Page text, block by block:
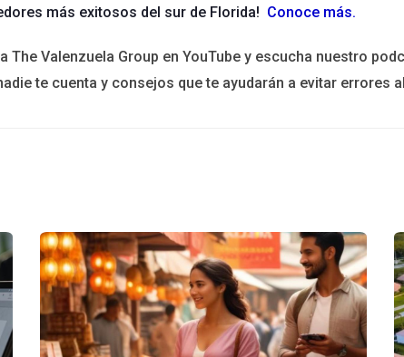
factor crucial a considerar. Este acuerdo determina qué
split fijo (por ejemplo, 70/30), donde retienes el 70% y la
agentes quedarse con el 100% de su comisión, pero suelen
que retiene el agente aumenta a medida que alcanzan
una casa por $300,000 y ganaste $18,000 en comisión. Si
más exitosos del sur de Florida! Conoce más.
The Valenzuela Group en YouTube y escucha nuestro
te cuenta y consejos que te ayudarán a evitar errores